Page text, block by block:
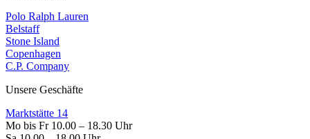
Polo Ralph Lauren
Belstaff
Stone Island
Copenhagen
C.P. Company
Unsere Geschäfte
Marktstätte 14
Mo bis Fr 10.00 – 18.30 Uhr